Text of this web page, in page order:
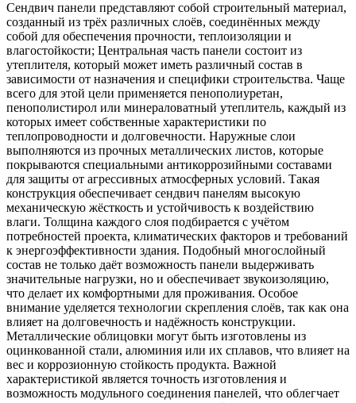
Сендвич панели представляют собой строительный материал,
созданный из трёх различных слоёв, соединённых между
собой для обеспечения прочности, теплоизоляции и
влагостойкости; Центральная часть панели состоит из
утеплителя, который может иметь различный состав в
зависимости от назначения и специфики строительства. Чаще
всего для этой цели применяется пенополиуретан,
пенополистирол или минераловатный утеплитель, каждый из
которых имеет собственные характеристики по
теплопроводности и долговечности. Наружные слои
выполняются из прочных металлических листов, которые
покрываются специальными антикоррозийными составами
для защиты от агрессивных атмосферных условий. Такая
конструкция обеспечивает сендвич панелям высокую
механическую жёсткость и устойчивость к воздействию
влаги. Толщина каждого слоя подбирается с учётом
потребностей проекта, климатических факторов и требований
к энергоэффективности здания. Подобный многослойный
состав не только даёт возможность панели выдерживать
значительные нагрузки, но и обеспечивает звукоизоляцию,
что делает их комфортными для проживания. Особое
внимание уделяется технологии скрепления слоёв, так как она
влияет на долговечность и надёжность конструкции.
Металлические облицовки могут быть изготовлены из
оцинкованной стали, алюминия или их сплавов, что влияет на
вес и коррозионную стойкость продукта. Важной
характеристикой является точность изготовления и
возможность модульного соединения панелей, что облегчает